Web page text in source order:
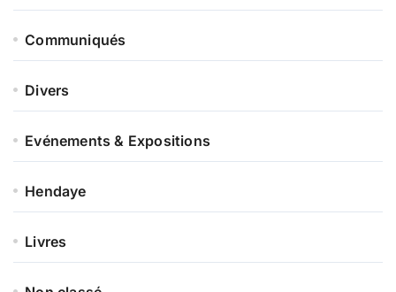
Communiqués
Divers
Evénements & Expositions
Hendaye
Livres